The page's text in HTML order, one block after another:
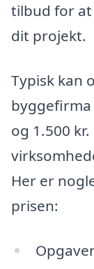
tilbud for
dit projekt.
Typisk kan
byggefirma
og 1.500
Her er
prisen: